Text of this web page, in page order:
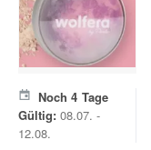
Noch 4 Tage
Gültig: 08.07. -
12.08.